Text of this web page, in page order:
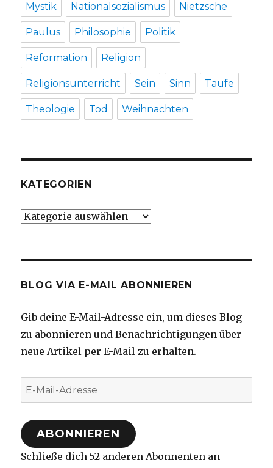
Mystik Nationalsozialismus Nietzsche
Paulus Philosophie Politik
Reformation Religion
Religionsunterricht Sein Sinn Taufe
Theologie Tod Weihnachten
KATEGORIEN
Kategorien
BLOG VIA E-MAIL ABONNIEREN
Gib deine E-Mail-Adresse ein, um dieses Blog
zu abonnieren und Benachrichtigungen über
neue Artikel per E-Mail zu erhalten.
E-
Mail-
Adresse
ABONNIEREN
Schließe dich 52 anderen Abonnenten an